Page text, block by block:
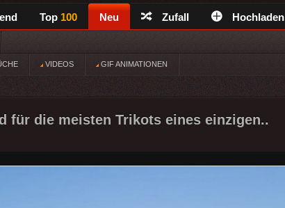
Top 100 Neu Zufall Hochladen
VIDEOS GIF ANIMATIONEN
für die meisten Trikots eines einzigen..